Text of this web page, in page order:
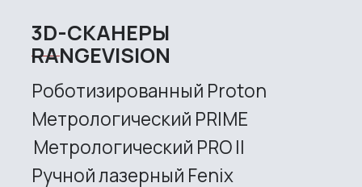
3D SCANNERS
Contacts
News
Company
Distributors
Application